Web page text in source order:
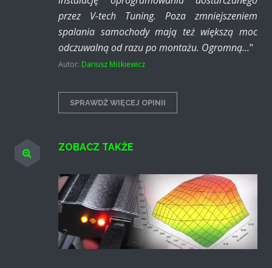
przez V-tech Tuning. Poza zmniejszeniem
spalania samochody mają też większą moc
odczuwalną od razu po montażu. Ogromną..."
Autor: Dariusz Miśkiewicz
SPRAWDŹ WIĘCEJ OPINII
ZOBACZ TAKŻE